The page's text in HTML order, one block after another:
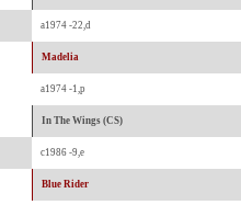
a1974 -22,d
Madelia
a1974 -1,p
In The Wings (CS)
c1986 -9,e
Blue Rider